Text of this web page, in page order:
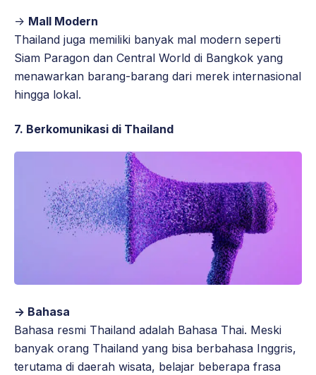
-> Mall Modern
Thailand juga memiliki banyak mal modern seperti
Siam Paragon dan Central World di Bangkok yang
menawarkan barang-barang dari merek internasional
hingga lokal.
7. Berkomunikasi di Thailand
-> Bahasa
Bahasa resmi Thailand adalah Bahasa Thai. Meski
banyak orang Thailand yang bisa berbahasa Inggris,
terutama di daerah wisata, belajar beberapa frasa